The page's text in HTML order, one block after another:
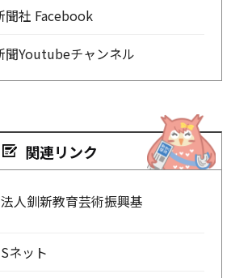
聞社 Facebook
聞Youtubeチャンネル
関連リンク
人釧新教育芸術振興基
ネット